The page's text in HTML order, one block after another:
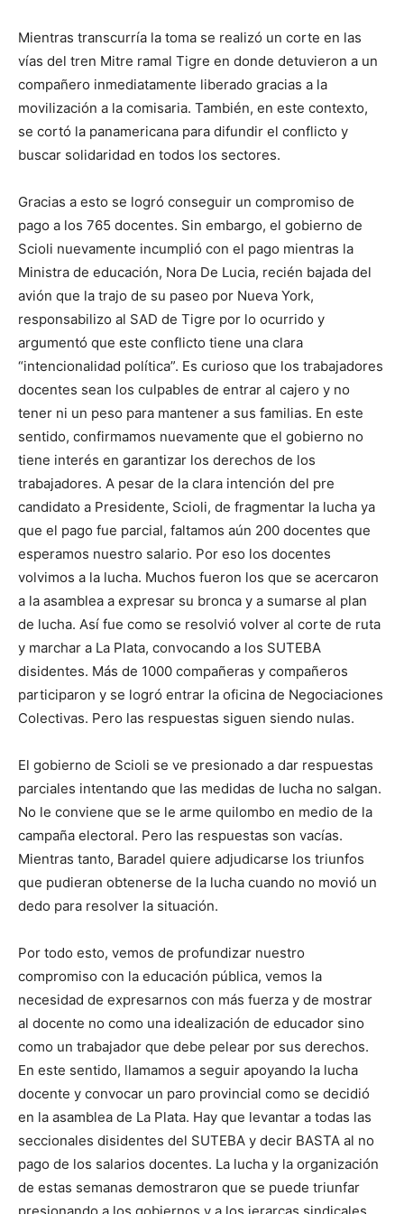
Mientras transcurría la toma se realizó un corte en las
vías del tren Mitre ramal Tigre en donde detuvieron a un
compañero inmediatamente liberado gracias a la
movilización a la comisaria. También, en este contexto,
se cortó la panamericana para difundir el conflicto y
buscar solidaridad en todos los sectores.
Gracias a esto se logró conseguir un compromiso de
pago a los 765 docentes. Sin embargo, el gobierno de
Scioli nuevamente incumplió con el pago mientras la
Ministra de educación, Nora De Lucia, recién bajada del
avión que la trajo de su paseo por Nueva York,
responsabilizo al SAD de Tigre por lo ocurrido y
argumentó que este conflicto tiene una clara
“intencionalidad política”. Es curioso que los trabajadores
docentes sean los culpables de entrar al cajero y no
tener ni un peso para mantener a sus familias. En este
sentido, confirmamos nuevamente que el gobierno no
tiene interés en garantizar los derechos de los
trabajadores. A pesar de la clara intención del pre
candidato a Presidente, Scioli, de fragmentar la lucha ya
que el pago fue parcial, faltamos aún 200 docentes que
esperamos nuestro salario. Por eso los docentes
volvimos a la lucha. Muchos fueron los que se acercaron
a la asamblea a expresar su bronca y a sumarse al plan
de lucha. Así fue como se resolvió volver al corte de ruta
y marchar a La Plata, convocando a los SUTEBA
disidentes. Más de 1000 compañeras y compañeros
participaron y se logró entrar la oficina de Negociaciones
Colectivas. Pero las respuestas siguen siendo nulas.
El gobierno de Scioli se ve presionado a dar respuestas
parciales intentando que las medidas de lucha no salgan.
No le conviene que se le arme quilombo en medio de la
campaña electoral. Pero las respuestas son vacías.
Mientras tanto, Baradel quiere adjudicarse los triunfos
que pudieran obtenerse de la lucha cuando no movió un
dedo para resolver la situación.
Por todo esto, vemos de profundizar nuestro
compromiso con la educación pública, vemos la
necesidad de expresarnos con más fuerza y de mostrar
al docente no como una idealización de educador sino
como un trabajador que debe pelear por sus derechos.
En este sentido, llamamos a seguir apoyando la lucha
docente y convocar un paro provincial como se decidió
en la asamblea de La Plata. Hay que levantar a todas las
seccionales disidentes del SUTEBA y decir BASTA al no
pago de los salarios docentes. La lucha y la organización
de estas semanas demostraron que se puede triunfar